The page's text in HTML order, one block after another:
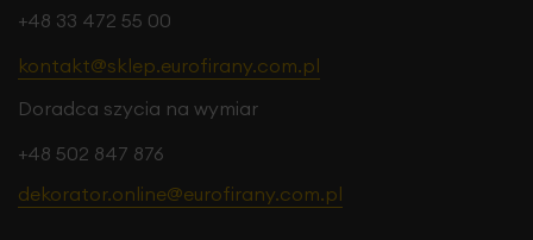
+48 33 472 55 00
kontakt@sklep.eurofirany.com.pl
Doradca szycia na wymiar
+48 502 847 876
dekorator.online@eurofirany.com.pl